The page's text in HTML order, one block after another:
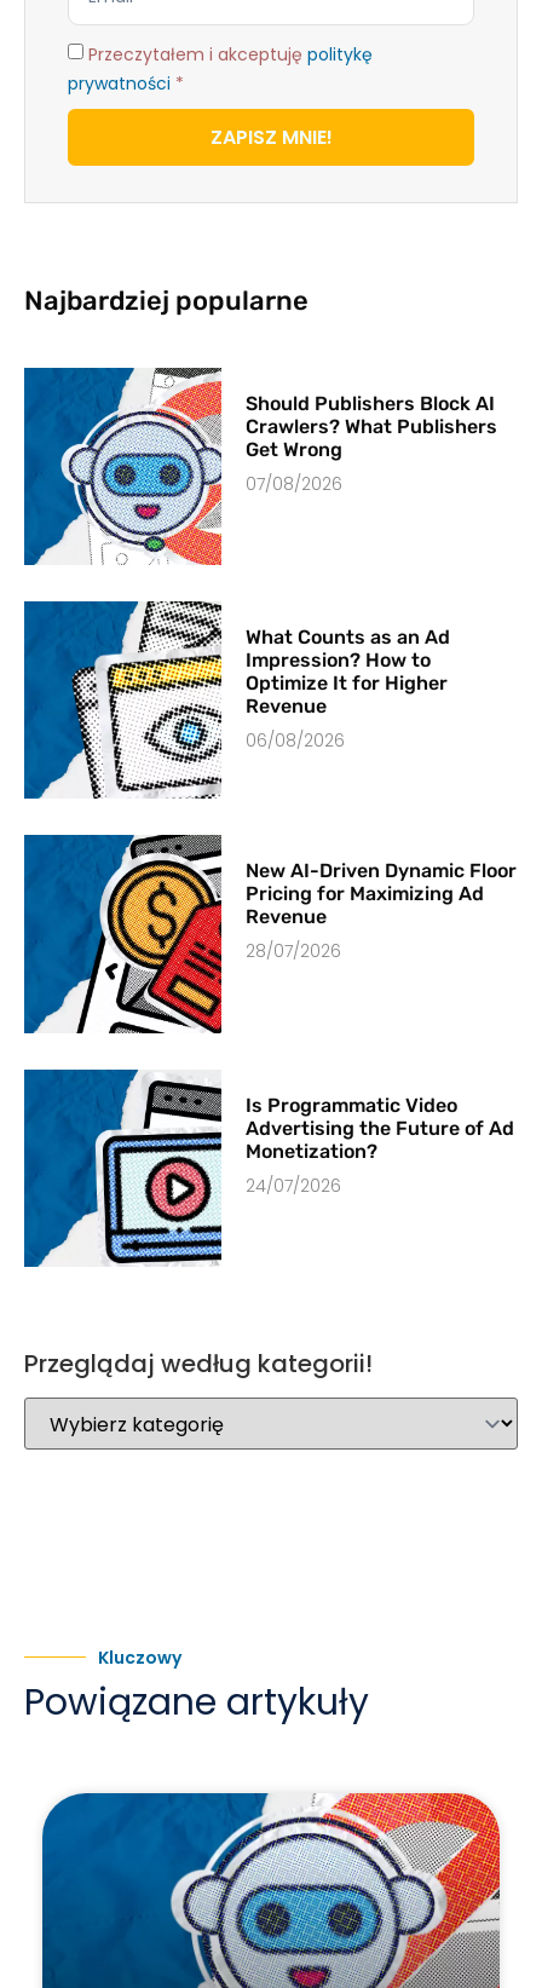
Przeczytałem i akceptuję politykę
prywatności *
ZAPISZ MNIE!
Najbardziej popularne
Should Publishers Block AI
Crawlers? What Publishers
Get Wrong
07/08/2026
What Counts as an Ad
Impression? How to
Optimize It for Higher
Revenue
06/08/2026
New AI-Driven Dynamic Floor
Pricing for Maximizing Ad
Revenue
28/07/2026
Is Programmatic Video
Advertising the Future of Ad
Monetization?
24/07/2026
Przeglądaj według kategorii!
Kluczowy
Powiązane artykuły